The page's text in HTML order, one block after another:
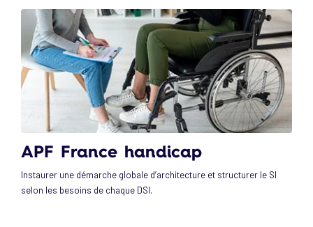
APF France handicap
Instaurer une démarche globale d’architecture et structurer le SI
selon les besoins de chaque DSI.